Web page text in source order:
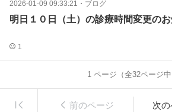
2026-01-09 09:33:21 ・ ブログ
明日１０日（土）の診療時間変更の
1
1ページ（全32ページ中
前のページ 次